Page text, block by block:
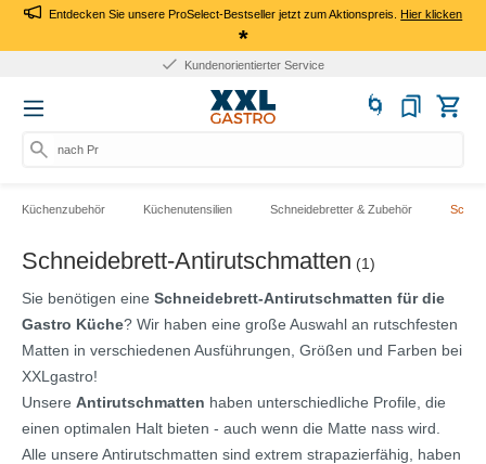
Entdecken Sie unsere ProSelect-Bestseller jetzt zum Aktionspreis.Hier klicken
*
Kundenorientierter Service
nach Pro
Küchenzubehör Küchenutensilien Schneidebretter & Zubehör
Schneidebrett-Antirutschmatten (1)
Sie benötigen eine Schneidebrett-Antirutschmatten für die
Gastro Küche? Wir haben eine große Auswahl an rutschfesten
Matten in verschiedenen Ausführungen, Größen und Farben bei
XXLgastro!
Unsere Antirutschmatten haben unterschiedliche Profile, die
einen optimalen Halt bieten - auch wenn die Matte nass wird.
Alle unsere Antirutschmatten sind extrem strapazierfähig, haben